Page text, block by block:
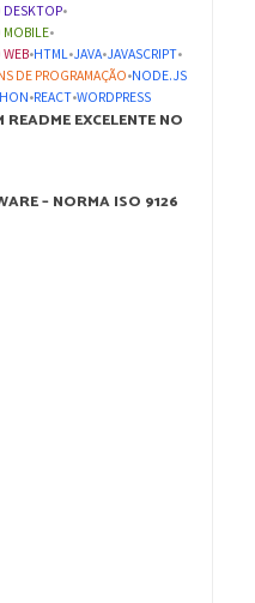
DESKTOP•
MOBILE•
•HTML•JAVA•JAVASCRIPT•
DE PROGRAMAÇÃO•NODE.JS
•REACT•WORDPRESS
EXCELENTE NO
– NORMA ISO 9126